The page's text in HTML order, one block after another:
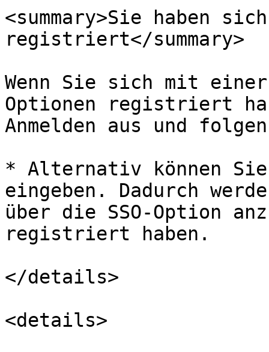
<summary>Sie haben
registriert</summary>
Wenn Sie sich mit einer
Optionen registriert
Anmelden aus und
* Alternativ können
eingeben. Dadurch
über die SSO-Option
registriert haben.
</details>
<details>